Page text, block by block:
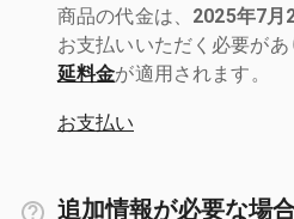
商品の代金は、 2025年7月
お支払いいただく必要が
延料金が適用されます。
お支払い
追加情報が必要な場